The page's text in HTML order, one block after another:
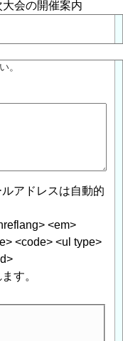
。
アドレスは自動的
<em>
<code> <ul type>
す。